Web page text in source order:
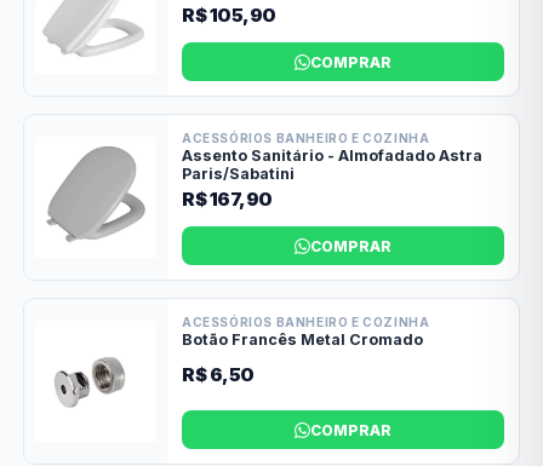
R$ 105,90
COMPRAR
ACESSÓRIOS BANHEIRO E COZINHA
Assento Sanitário - Almofadado Astra
Paris/Sabatini
R$ 167,90
COMPRAR
ACESSÓRIOS BANHEIRO E COZINHA
Botão Francês Metal Cromado
R$ 6,50
COMPRAR